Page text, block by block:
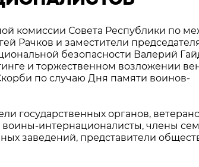
комиссии Совета Республики по
Рачков и заместители
безопасности Валерий
и торжественном возложении
по случаю Дня памяти воинов-
государственных органов,
интернационалисты, члены
заведений, представители